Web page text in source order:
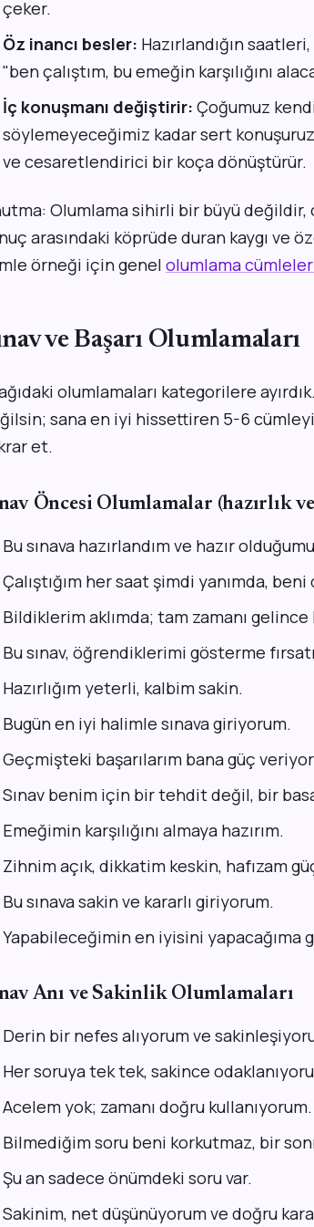
çeker.
Öz inancı besler: Hazırlandığın
"ben çalıştım, bu emeğin karşılığını
İç konuşmanı değiştirir: Çoğumuz
söylemeyeceğimiz kadar sert
ve cesaretlendirici bir koça dönüştürür.
Olumlama sihirli bir büyü değildir,
arasındaki köprüde duran kaygı ve
örneği için genel olumlama
ve Başarı Olumlamaları
olumlamaları kategorilere
sana en iyi hissettiren 5-6
et.
Öncesi Olumlamalar (hazırlık
Bu sınava hazırlandım ve hazır
Çalıştığım her saat şimdi yanımda,
Bildiklerim aklımda; tam zamanı gelince
Bu sınav, öğrendiklerimi gösterme
Hazırlığım yeterli, kalbim sakin.
Bugün en iyi halimle sınava giriyorum.
Geçmişteki başarılarım bana güç
Sınav benim için bir tehdit değil, bir
Emeğimin karşılığını almaya hazırım.
Zihnim açık, dikkatim keskin, hafızam
Bu sınava sakin ve kararlı giriyorum.
Yapabileceğimin en iyisini yapacağıma
Anı ve Sakinlik Olumlamaları
Derin bir nefes alıyorum ve
Her soruya tek tek, sakince
Acelem yok; zamanı doğru kullanıyorum.
Bilmediğim soru beni korkutmaz, bir
Şu an sadece önümdeki soru var.
Sakinim, net düşünüyorum ve doğru